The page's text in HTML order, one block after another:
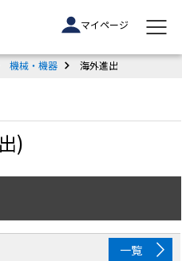
マイページ
機械・機器 海外進出
)
一覧